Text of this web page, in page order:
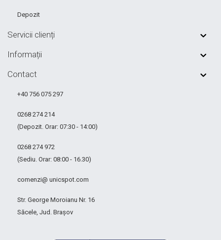
Depozit
Servicii clienți
Informații
Contact
+40 756 075 297
0268 274 214
(Depozit. Orar: 07:30 - 14:00)
0268 274 972
(Sediu. Orar: 08:00 - 16.30)
comenzi@ unicspot.com
Str. George Moroianu Nr. 16
Săcele, Jud. Brașov